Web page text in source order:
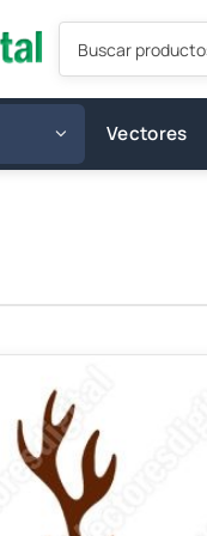
Búsqueda
productos
Vectores